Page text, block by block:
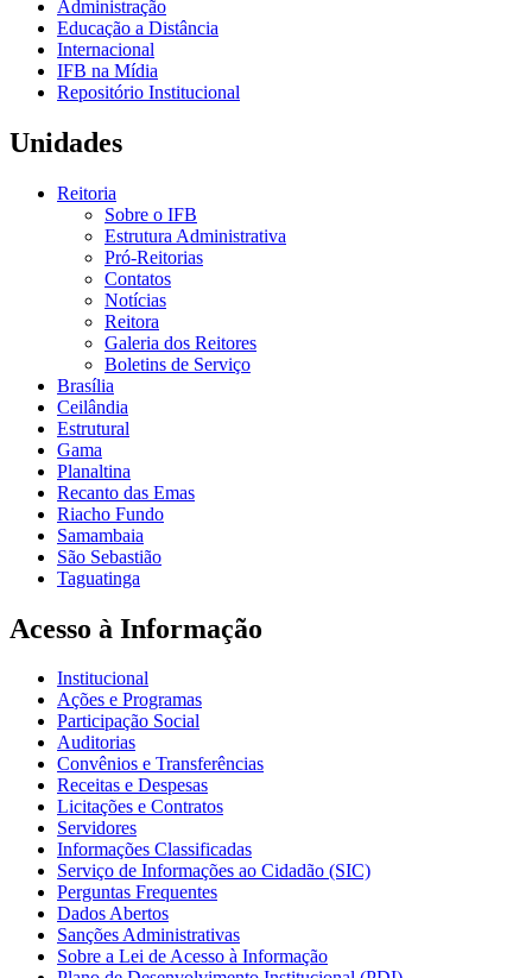
Administração
Educação a Distância
Internacional
IFB na Mídia
Repositório Institucional
Unidades
Reitoria
Sobre o IFB
Estrutura Administrativa
Pró-Reitorias
Contatos
Notícias
Reitora
Galeria dos Reitores
Boletins de Serviço
Brasília
Ceilândia
Estrutural
Gama
Planaltina
Recanto das Emas
Riacho Fundo
Samambaia
São Sebastião
Taguatinga
Acesso à Informação
Institucional
Ações e Programas
Participação Social
Auditorias
Convênios e Transferências
Receitas e Despesas
Licitações e Contratos
Servidores
Informações Classificadas
Serviço de Informações ao Cidadão (SIC)
Perguntas Frequentes
Dados Abertos
Sanções Administrativas
Sobre a Lei de Acesso à Informação